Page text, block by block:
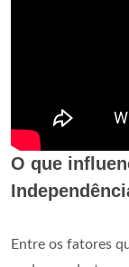
O que
Entre os fatores